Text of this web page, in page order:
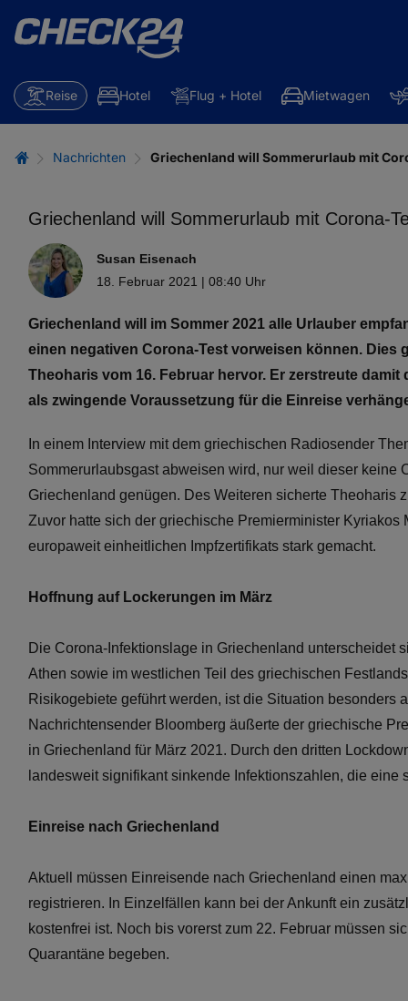
Reise Hotel Flug + Hotel Mietwagen
Nachrichten Griechenland will Sommerurlaub mit
Griechenland will Sommerurlaub mit Corona-
Susan Eisenach
18. Februar 2021 | 08:40 Uhr
Griechenland will im Sommer 2021 alle Urlauber
einen negativen Corona-Test vorweisen können.
Theoharis vom 16. Februar hervor. Er zerstreute
als zwingende Voraussetzung für die Einreise
In einem Interview mit dem griechischen Radiosender
Sommerurlaubsgast abweisen wird, nur weil dieser keine
Griechenland genügen. Des Weiteren sicherte Theoharis
Zuvor hatte sich der griechische Premierminister
europaweit einheitlichen Impfzertifikats stark gemacht.
Hoffnung auf Lockerungen im März
Die Corona-Infektionslage in Griechenland unterscheidet
Athen sowie im westlichen Teil des griechischen
Risikogebiete geführt werden, ist die Situation besonders
Nachrichtensender Bloomberg äußerte der griechische
in Griechenland für März 2021. Durch den dritten
landesweit signifikant sinkende Infektionszahlen, die eine
Einreise nach Griechenland
Aktuell müssen Einreisende nach Griechenland einen
registrieren. In Einzelfällen kann bei der Ankunft ein
kostenfrei ist. Noch bis vorerst zum 22. Februar müssen
Quarantäne begeben.